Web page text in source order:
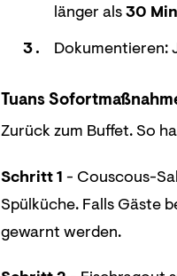
länger als30
Dokumentieren:
Tuans
Zurück zum Buffet. So
Schritt 1 - Couscous-
Spülküche. Falls Gäste
gewarnt werden.